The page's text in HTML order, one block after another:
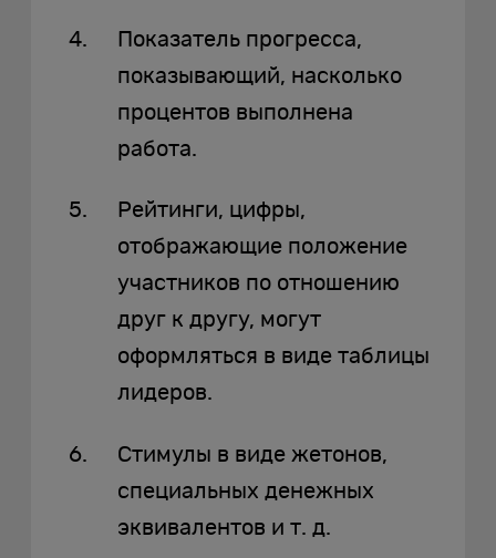
Показатель прогресса,
показывающий, насколько
процентов выполнена
работа.
Рейтинги, цифры,
отображающие положение
участников по отношению
друг к другу, могут
оформляться в виде таблицы
лидеров.
Стимулы в виде жетонов,
специальных денежных
эквивалентов и т. д.